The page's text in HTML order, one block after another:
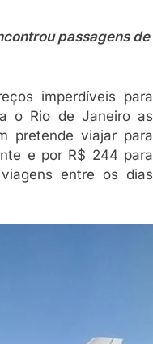
passagens de
imperdíveis para
o Rio de Janeiro as
pretende viajar para
e por R$ 244 para
entre os dias